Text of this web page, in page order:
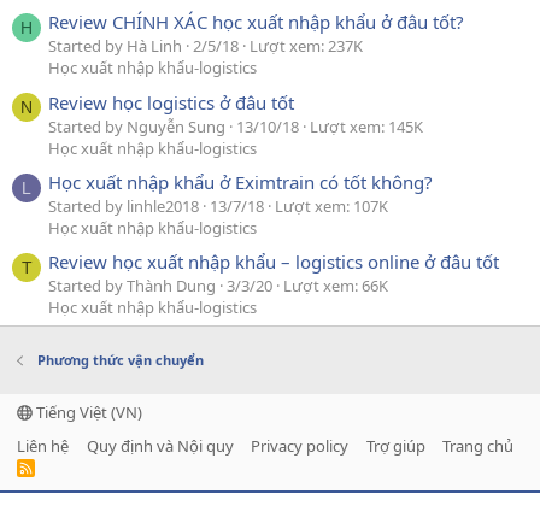
H Review CHÍNH XÁC học xuất nhập khẩu ở đâu tốt?
Started by Hà Linh 2/5/18 Lượt xem: 237K
Học xuất nhập khẩu-logistics
N Review học logistics ở đâu tốt
Started by Nguyễn Sung 13/10/18 Lượt xem: 145K
Học xuất nhập khẩu-logistics
L Học xuất nhập khẩu ở Eximtrain có tốt không?
Started by linhle2018 13/7/18 Lượt xem: 107K
Học xuất nhập khẩu-logistics
T Review học xuất nhập khẩu – logistics online ở đâu tốt
Started by Thành Dung 3/3/20 Lượt xem: 66K
Học xuất nhập khẩu-logistics
Phương thức vận chuyển
Tiếng Việt (VN)
Liên hệ
Quy định và Nội quy Privacy policy Trợ giúp Trang chủ
R